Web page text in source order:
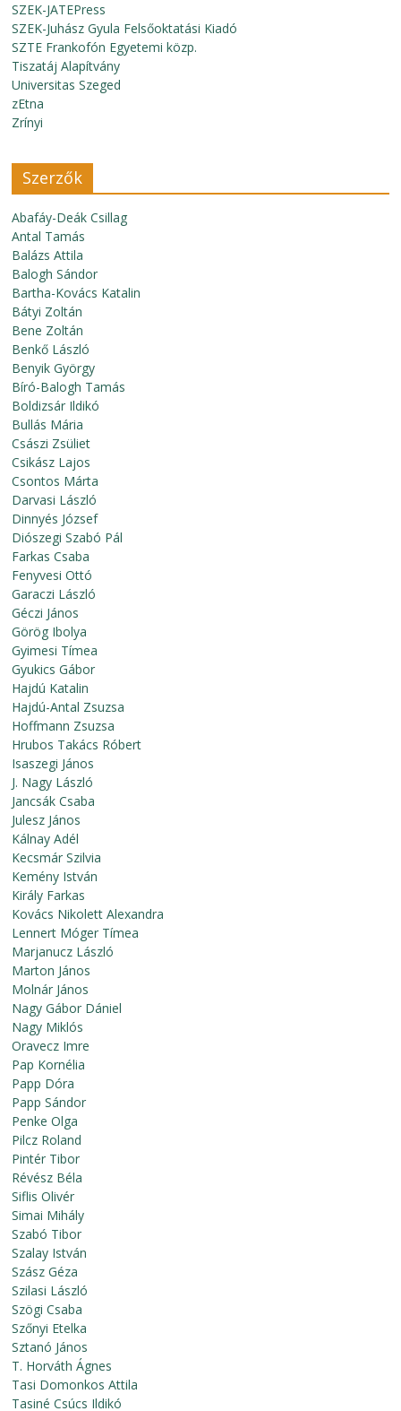
SZEK-JATEPress
SZEK-Juhász Gyula Felsőoktatási Kiadó
SZTE Frankofón Egyetemi közp.
Tiszatáj Alapítvány
Universitas Szeged
zEtna
Zrínyi
Szerzők
Abafáy-Deák Csillag
Antal Tamás
Balázs Attila
Balogh Sándor
Bartha-Kovács Katalin
Bátyi Zoltán
Bene Zoltán
Benkő László
Benyik György
Bíró-Balogh Tamás
Boldizsár Ildikó
Bullás Mária
Császi Zsüliet
Csikász Lajos
Csontos Márta
Darvasi László
Dinnyés József
Diószegi Szabó Pál
Farkas Csaba
Fenyvesi Ottó
Garaczi László
Géczi János
Görög Ibolya
Gyimesi Tímea
Gyukics Gábor
Hajdú Katalin
Hajdú-Antal Zsuzsa
Hoffmann Zsuzsa
Hrubos Takács Róbert
Isaszegi János
J. Nagy László
Jancsák Csaba
Julesz János
Kálnay Adél
Kecsmár Szilvia
Kemény István
Király Farkas
Kovács Nikolett Alexandra
Lennert Móger Tímea
Marjanucz László
Marton János
Molnár János
Nagy Gábor Dániel
Nagy Miklós
Oravecz Imre
Pap Kornélia
Papp Dóra
Papp Sándor
Penke Olga
Pilcz Roland
Pintér Tibor
Révész Béla
Siflis Olivér
Simai Mihály
Szabó Tibor
Szalay István
Szász Géza
Szilasi László
Szögi Csaba
Szőnyi Etelka
Sztanó János
T. Horváth Ágnes
Tasi Domonkos Attila
Tasiné Csúcs Ildikó